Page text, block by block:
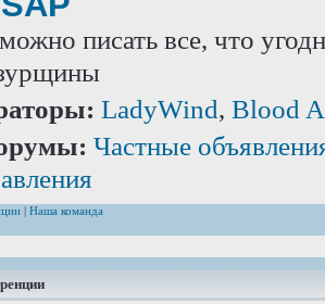
писать все, что
LadyWind, Blood
Частные
| Наша команда